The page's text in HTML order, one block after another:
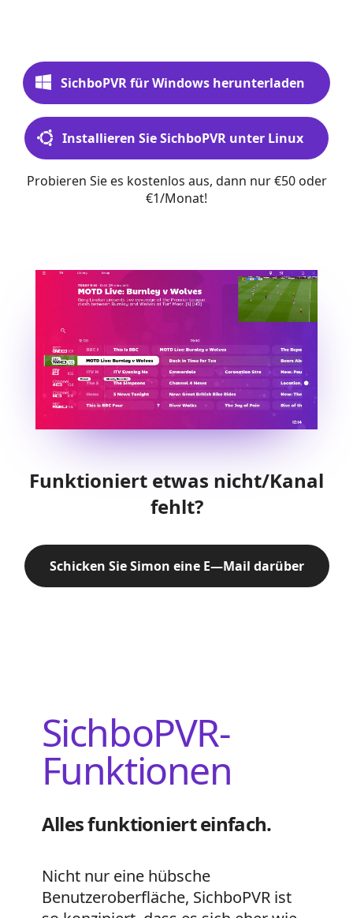
SichboPVR für Windows herunterladen
Installieren Sie SichboPVR unter Linux
Probieren Sie es kostenlos aus, dann nur €50 oder
€1/Monat!
Funktioniert etwas nicht/Kanal
fehlt?
Schicken Sie Simon eine E—Mail darüber
SichboPVR-
Funktionen
Alles funktioniert einfach.
Nicht nur eine hübsche
Benutzeroberfläche, SichboPVR ist